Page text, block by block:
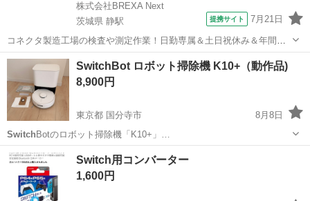
株式会社BREXA Next
茨城県 静駅
提携サイト 7月21日
コネクタ製造工場の検査や測定作業！日勤専属＆土日祝休み＆年間休
日128日★クリーンルーム内作業★マイカー通勤OK＆無料駐車場あり
★就業先食堂利用可！日払い制度あり！《茨城県常陸大宮市》 人気の
工場のお仕事 ◇コネクタ製造工...
茨城 常陸大宮市 その他
SwitchBot ロボット掃除機 K10+（動作品)
8,900円
東京都 国分寺市
8月8日
Switch Botのロボット掃除機「K10+」…
東京 国分寺市 生活家電
Switch用コンバーター
1,600円